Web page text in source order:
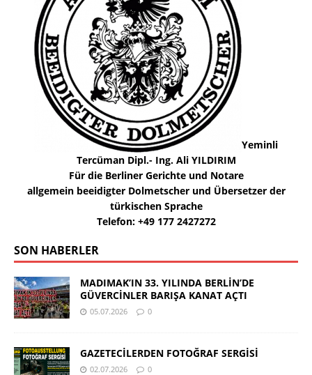
Yeminli
Tercüman Dipl.- Ing. Ali YILDIRIM
Für die Berliner Gerichte und Notare
allgemein beeidigter Dolmetscher und Übersetzer der
türkischen Sprache
Telefon: +49 177 2427272
SON HABERLER
MADIMAK’IN 33. YILINDA BERLİN’DE
GÜVERCİNLER BARIŞA KANAT AÇTI
05.07.2026 0
GAZETECİLERDEN FOTOĞRAF SERGİSİ
02.07.2026 0